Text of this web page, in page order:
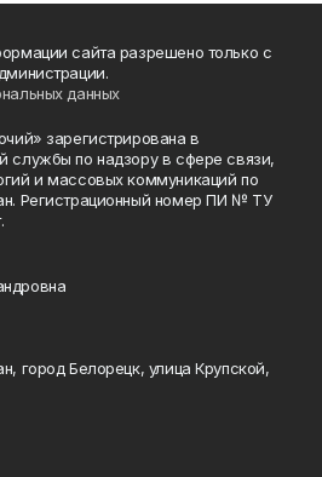
сайта разрешено только с
данных
зарегистрирована в
службы по надзору в сфере связи,
и массовых коммуникаций по
Регистрационный номер ПИ № ТУ
город Белорецк, улица Крупской,